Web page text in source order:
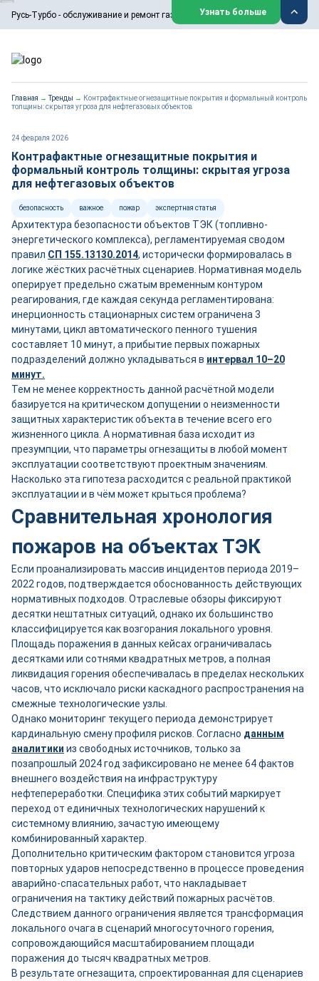
Русь-Турбо - обслуживание и ремонт газовых паровых турбин
ООО «Русь-Турбо» занимается сервисом газовых и паровых
турбин, комплексным ремонтом, восстановлением,
техническим обслуживанием оборудования ТЭС,
работают на нефтегазовых, нефтехимических,
металлургических и других предприятиях.
Реклама. ООО «Русь-Турбо», ИНН 7802588950
erid: F7NfYUJCUneVdwPs4znf
Узнать больше
Главная →Тренды → Контрафактные огнезащитные покрытия и формальный контроль
толщины: скрытая угроза для нефтегазовых объектов
24 февраля 2026
Контрафактные огнезащитные покрытия и
формальный контроль толщины: скрытая угроза
для нефтегазовых объектов
безопасность важное пожар экспертная статья
Архитектура безопасности объектов ТЭК (топливно-
энергетического комплекса), регламентируемая сводом
правил СП 155.13130.2014, исторически формировалась в
логике жёстких расчётных сценариев. Нормативная модель
оперирует предельно сжатым временным контуром
реагирования, где каждая секунда регламентирована:
инерционность стационарных систем ограничена 3
минутами, цикл автоматического пенного тушения
составляет 10 минут, а прибытие первых пожарных
подразделений должно укладываться в интервал 10–20
минут.
Тем не менее корректность данной расчётной модели
базируется на критическом допущении о неизменности
защитных характеристик объекта в течение всего его
жизненного цикла. А нормативная база исходит из
презумпции, что параметры огнезащиты в любой момент
эксплуатации соответствуют проектным значениям.
Насколько эта гипотеза расходится с реальной практикой
эксплуатации и в чём может крыться проблема?
Сравнительная хронология
пожаров на объектах ТЭК
Если проанализировать массив инцидентов периода 2019–
2022 годов, подтверждается обоснованность действующих
нормативных подходов. Отраслевые обзоры фиксируют
десятки нештатных ситуаций, однако их большинство
классифицируется как возгорания локального уровня.
Площадь поражения в данных кейсах ограничивалась
десятками или сотнями квадратных метров, а полная
ликвидация горения обеспечивалась в пределах нескольких
часов, что исключало риски каскадного распространения на
смежные технологические узлы.
Однако мониторинг текущего периода демонстрирует
кардинальную смену профиля рисков. Согласно данным
аналитики из свободных источников, только за
позапрошлый 2024 год зафиксировано не менее 64 фактов
внешнего воздействия на инфраструктуру
нефтепереработки. Специфика этих событий маркирует
переход от единичных технологических нарушений к
системному влиянию, зачастую имеющему
комбинированный характер.
Дополнительно критическим фактором становится угроза
повторных ударов непосредственно в процессе проведения
аварийно-спасательных работ, что накладывает
ограничения на тактику действий пожарных расчётов.
Следствием данного ограничения является трансформация
локального очага в сценарий многосуточного горения,
сопровождающийся масштабированием площади
поражения до тысяч квадратных метров.
В результате огнезащита, спроектированная для сценариев